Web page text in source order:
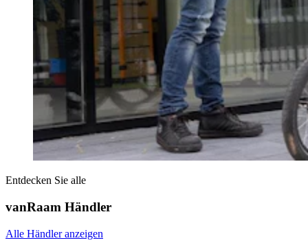
Entdecken Sie alle
vanRaam Händler
Alle Händler anzeigen